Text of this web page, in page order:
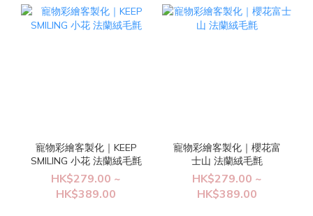
寵物彩繪客製化｜KEEP
SMILING 小花 法蘭絨毛氈
HK$279.00 ~
HK$389.00
寵物彩繪客製化｜櫻花富
士山 法蘭絨毛氈
HK$279.00 ~
HK$389.00